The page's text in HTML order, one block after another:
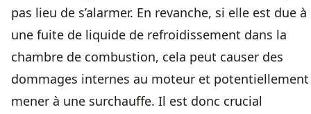
pas lieu de s’alarmer. En revanche, si elle est due à
une fuite de liquide de refroidissement dans la
chambre de combustion, cela peut causer des
dommages internes au moteur et potentiellement
mener à une surchauffe. Il est donc crucial